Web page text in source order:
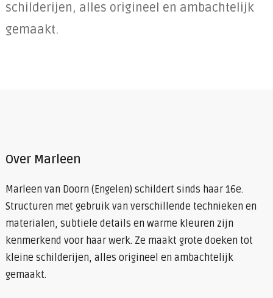
schilderijen, alles origineel en ambachtelijk
gemaakt.
Over Marleen
Marleen van Doorn (Engelen) schildert sinds haar 16e.
Structuren met gebruik van verschillende technieken en
materialen, subtiele details en warme kleuren zijn
kenmerkend voor haar werk. Ze maakt grote doeken tot
kleine schilderijen, alles origineel en ambachtelijk
gemaakt.